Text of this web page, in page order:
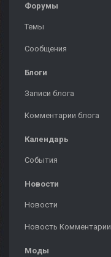
Форумы
Темы
Сообщения
Блоги
Записи блога
Комментарии блога
Календарь
События
Новости
Новости
Новость Комментарии
Моды